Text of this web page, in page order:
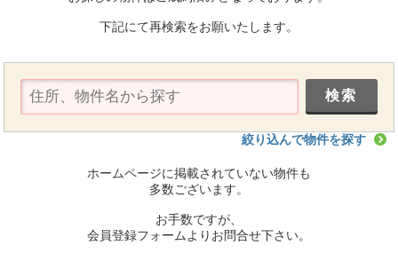
下記にて再検索をお願いたします。
絞り込んで物件を探す
ホームページに掲載されていない物件も
多数ございます。
お手数ですが、
会員登録フォームよりお問合せ下さい。